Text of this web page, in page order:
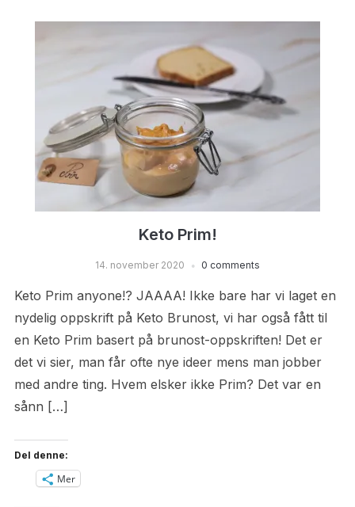
Keto Prim!
14. november 2020 0 comments
Keto Prim anyone!? JAAAA! Ikke bare har vi laget en
nydelig oppskrift på Keto Brunost, vi har også fått til
en Keto Prim basert på brunost-oppskriften! Det er
det vi sier, man får ofte nye ideer mens man jobber
med andre ting. Hvem elsker ikke Prim? Det var en
sånn […]
Del denne:
Mer